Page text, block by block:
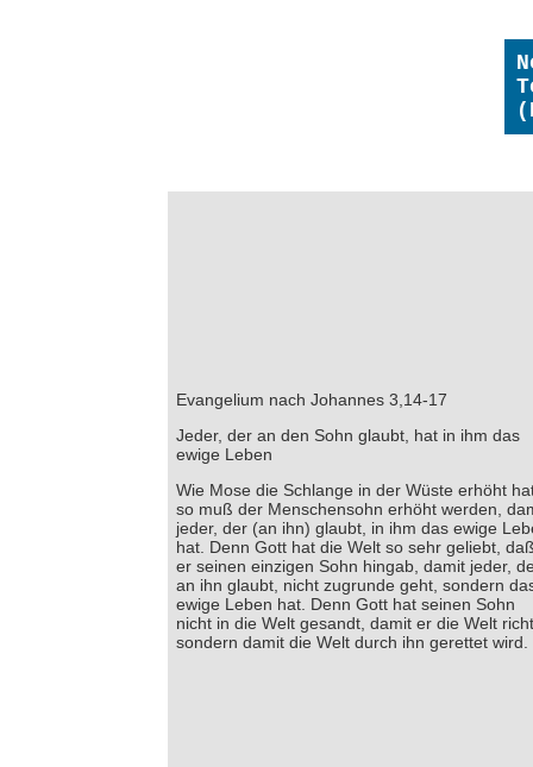
Evangelium nach Johannes 3,14-17
Jeder, der an den Sohn glaubt, hat in ihm das
ewige Leben
Wie Mose die Schlange in der Wüste erhöht
so muß der Menschensohn erhöht werden,
jeder, der (an ihn) glaubt, in ihm das ewige
hat. Denn Gott hat die Welt so sehr geliebt,
er seinen einzigen Sohn hingab, damit jeder,
an ihn glaubt, nicht zugrunde geht, sondern
ewige Leben hat. Denn Gott hat seinen Sohn
nicht in die Welt gesandt, damit er die Welt
sondern damit die Welt durch ihn gerettet wird.